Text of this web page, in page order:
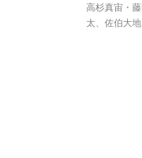
高杉真宙・
太、佐伯大